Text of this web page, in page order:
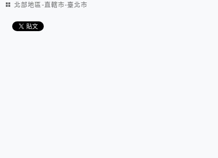
北部地區-直轄市-臺北市